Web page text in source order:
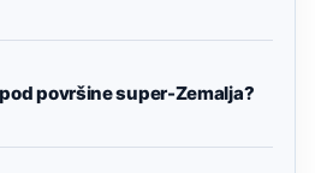
površine super-Zemalja?